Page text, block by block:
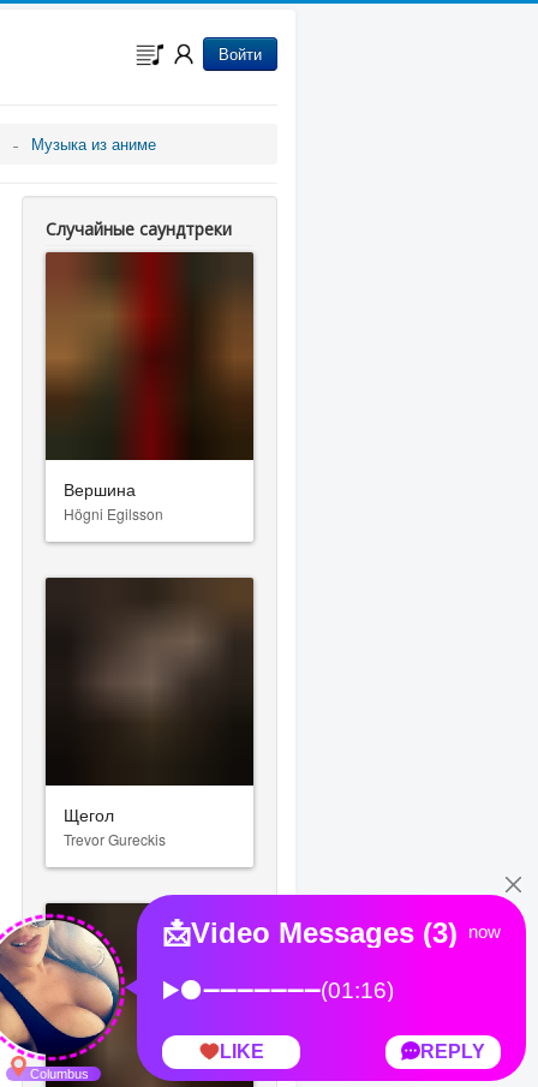
Войти
Музыка из аниме
Случайные саундтреки
Вершина
Högni Egilsson
Щегол
Trevor Gureckis